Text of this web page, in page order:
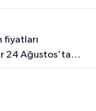
24 Ağustos'ta